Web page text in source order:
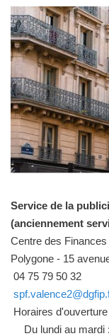
Service de la
(anciennement
Centre des
Polygone - 15
04 75 79 50 32
Horaires d'ouverture
Du lundi au mardi